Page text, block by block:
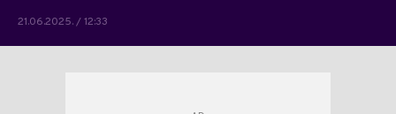
21.06.2025. / 12:33